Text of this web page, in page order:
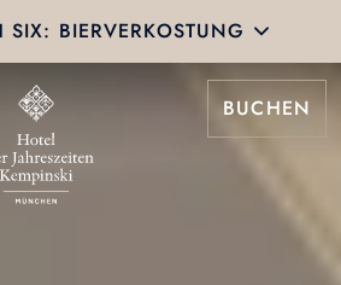
BIERVERKOSTUNG
BUCHEN